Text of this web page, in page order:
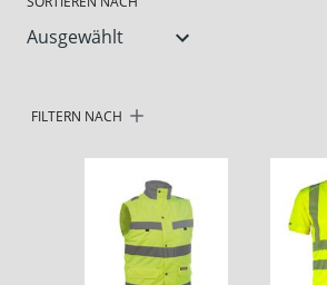
g
:
FILTERN NACH